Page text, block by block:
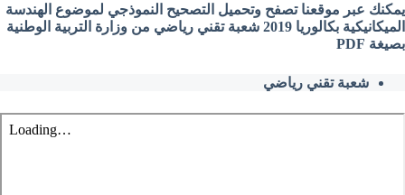
يمكنك عبر موقعنا تصفح وتحميل التصحيح النموذجي لموضوع الهندسة
الميكانيكية بكالوريا 2019 شعبة تقني رياضي من وزارة التربية الوطنية
بصيغة PDF
شعبة تقني رياضي